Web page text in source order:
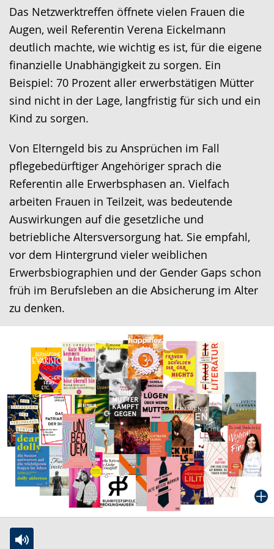
Das Netzwerktreffen öffnete vielen Frauen die
Augen, weil Referentin Verena Eickelmann
deutlich machte, wie wichtig es ist, für die eigene
finanzielle Unabhängigkeit zu sorgen. Ein
Beispiel: 70 Prozent aller erwerbstätigen Mütter
sind nicht in der Lage, langfristig für sich und ein
Kind zu sorgen.
Von Elterngeld bis zu Ansprüchen im Fall
pflegebedürftiger Angehöriger sprach die
Referentin alle Erwerbsphasen an. Vielfach
arbeiten Frauen in Teilzeit, was bedeutende
Auswirkungen auf die gesetzliche und
betriebliche Altersversorgung hat. Sie empfahl,
vor dem Hintergrund vieler weiblichen
Erwerbsbiographien und der Gender Gaps schon
früh im Berufsleben an die Absicherung im Alter
zu denken.
wird
angezeigt.